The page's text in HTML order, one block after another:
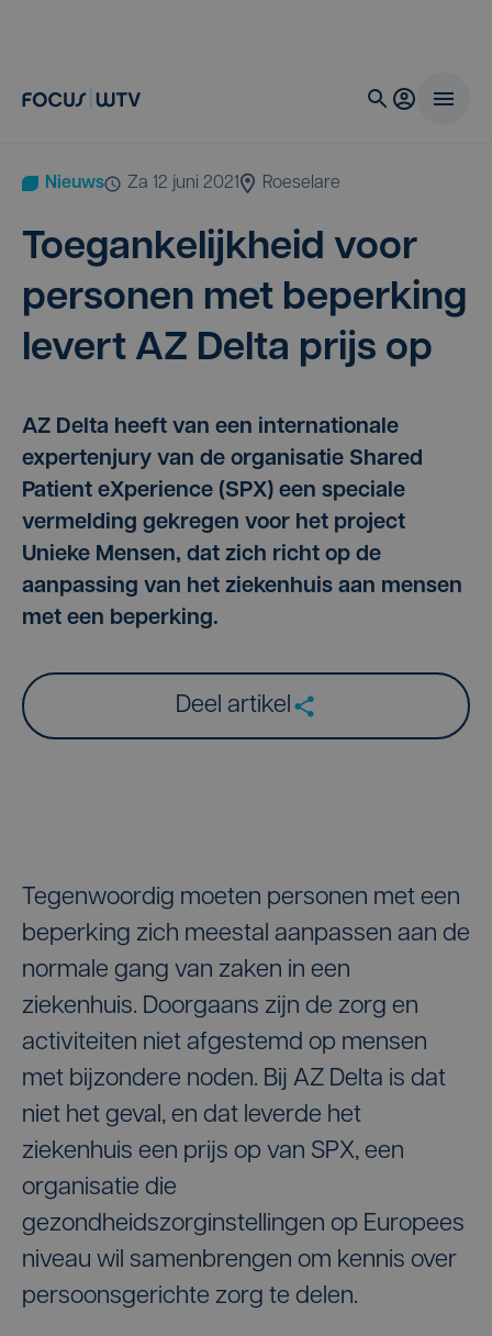
Nieuws za 12 juni 2021 Roeselare
Toe­gan­ke­lijk­heid voor
per­so­nen met beper­king
levert AZ Del­ta prijs op
AZ Delta heeft van een internationale
expertenjury van de organisatie Shared
Patient eXperience (SPX) een speciale
vermelding gekregen voor het project
Unieke Mensen, dat zich richt op de
aanpassing van het ziekenhuis aan mensen
met een beperking.
Deel artikel
Tegenwoordig moeten personen met een
beperking zich meestal aanpassen aan de
normale gang van zaken in een
ziekenhuis. Doorgaans zijn de zorg en
activiteiten niet afgestemd op mensen
met bijzondere noden. Bij AZ Delta is dat
niet het geval, en dat leverde het
ziekenhuis een prijs op van SPX, een
organisatie die
gezondheidszorginstellingen op Europees
niveau wil samenbrengen om kennis over
persoonsgerichte zorg te delen.